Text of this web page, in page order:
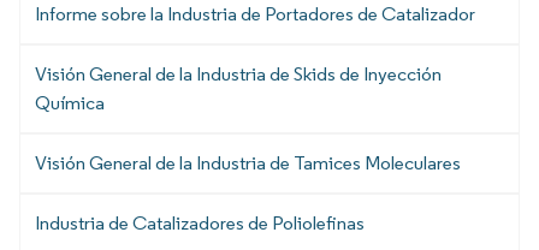
Informe sobre la Industria de Portadores de Catalizador
Visión General de la Industria de Skids de Inyección
Química
Visión General de la Industria de Tamices Moleculares
Industria de Catalizadores de Poliolefinas